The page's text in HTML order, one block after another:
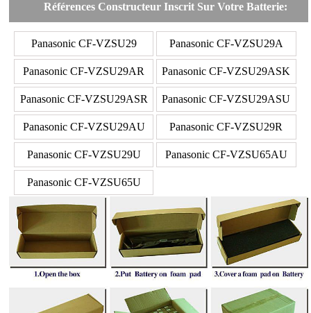
Références Constructeur Inscrit Sur Votre Batterie:
Panasonic CF-VZSU29 Panasonic CF-VZSU29A
Panasonic CF-VZSU29AR Panasonic CF-VZSU29ASK
Panasonic CF-VZSU29ASR Panasonic CF-VZSU29ASU
Panasonic CF-VZSU29AU Panasonic CF-VZSU29R
Panasonic CF-VZSU29U Panasonic CF-VZSU65AU
Panasonic CF-VZSU65U